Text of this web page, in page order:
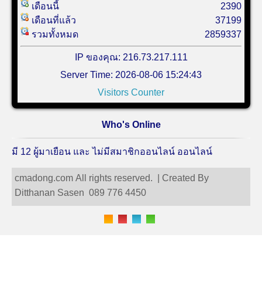
เดือนนี้
เดือนที่แล้ว
รวมทั้งหมด
2390
37199
2859337
IP ของคุณ: 216.73.217.111
Server Time: 2026-08-06 15:24:43
Visitors Counter
Who's Online
มี 12 ผู้มาเยือน และ ไม่มีสมาชิกออนไลน์ ออนไลน์
cmadong.com All rights reserved. | Created By
Ditthanan Sasen 089 776 4450